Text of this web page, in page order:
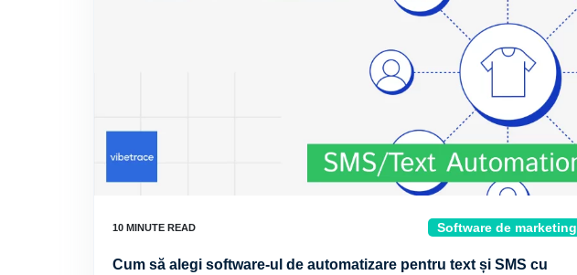
Software de marketing
Cum să alegi software-ul de automatizare pentru text și SMS cu